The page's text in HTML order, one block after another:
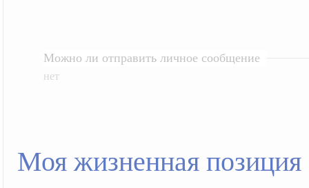
Можно ли отправить личное сообщение
нет
Моя жизненная позиция